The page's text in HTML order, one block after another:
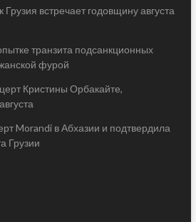
Грузия встречает годовщину августа
транзита подсанкционных
фурой
Кристины Орбакайте,
Morandi в Абхазии и подтвердила
Грузии